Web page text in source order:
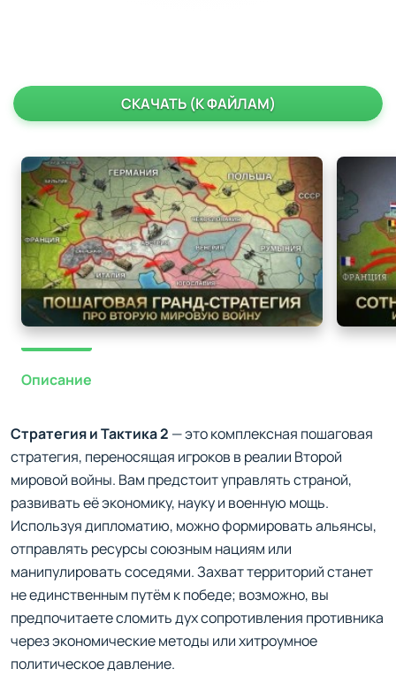
СКАЧАТЬ (К ФАЙЛАМ)
Описание
Стратегия и Тактика 2 — это комплексная пошаговая
стратегия, переносящая игроков в реалии Второй
мировой войны. Вам предстоит управлять страной,
развивать её экономику, науку и военную мощь.
Используя дипломатию, можно формировать альянсы,
отправлять ресурсы союзным нациям или
манипулировать соседями. Захват территорий станет
не единственным путём к победе; возможно, вы
предпочитаете сломить дух сопротивления противника
через экономические методы или хитроумное
политическое давление.